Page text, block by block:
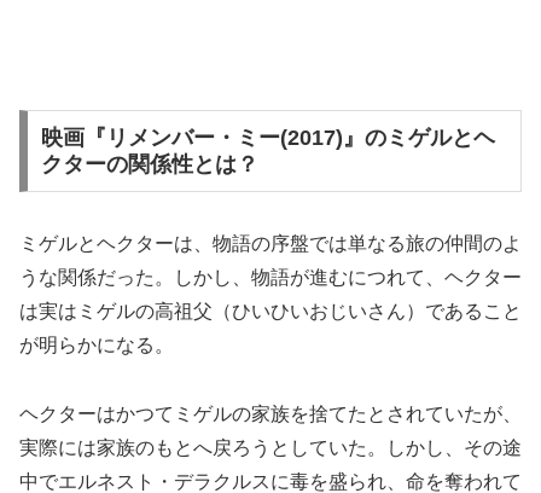
映画『リメンバー・ミー(2017)』のミゲルとヘ
クターの関係性とは？
ミゲルとヘクターは、物語の序盤では単なる旅の仲間のよ
うな関係だった。しかし、物語が進むにつれて、ヘクター
は実はミゲルの高祖父（ひいひいおじいさん）であること
が明らかになる。
ヘクターはかつてミゲルの家族を捨てたとされていたが、
実際には家族のもとへ戻ろうとしていた。しかし、その途
中でエルネスト・デラクルスに毒を盛られ、命を奪われて